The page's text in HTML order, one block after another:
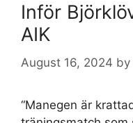
Inför
AIK
August 16, 2024 by
“Manegen är